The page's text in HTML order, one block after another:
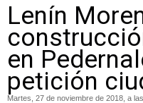
Lenín
en
petición
Martes, 27 de noviembre de 2018, a